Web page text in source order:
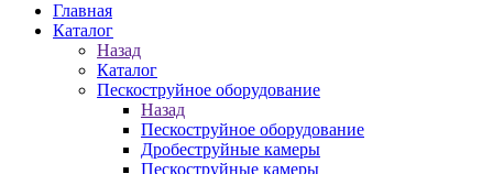
Главная
Каталог
Назад
Каталог
Пескоструйное оборудование
Назад
Пескоструйное оборудование
Дробеструйные камеры
Пескоструйные камеры